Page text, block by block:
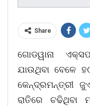
Share
ଗୋଡୱାନା
ଯାଉଥିବା ବେଳେ
କେନ୍ଦ୍ରମନ୍ତ୍ରୀ
ରାତିରେ ଚଢିଥିବା